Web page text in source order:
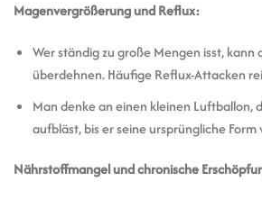
Magenvergrößerung und Reflux:
Wer ständig zu große Mengen isst, kann
überdehnen. Häufige Reflux-Attacken
Man denke an einen kleinen Luftballon,
aufbläst, bis er seine ursprüngliche Form
Nährstoffmangel und chronische